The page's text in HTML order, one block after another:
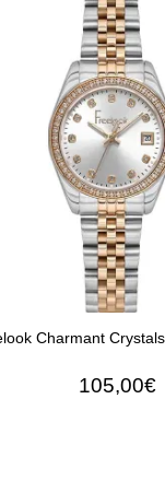
Charmant
105,00€